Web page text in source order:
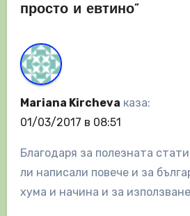
просто и евтино”
Mariana Kircheva каза:
01/03/2017 в 08:51
Благодаря за полезната
ли написали повече и за
хума и начина и за